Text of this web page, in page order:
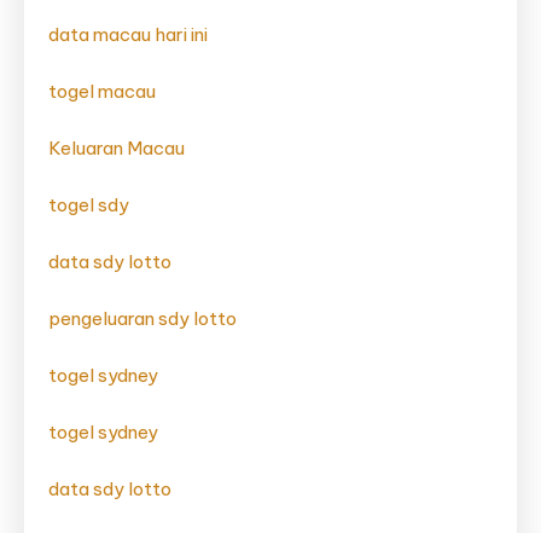
data macau hari ini
togel macau
Keluaran Macau
togel sdy
data sdy lotto
pengeluaran sdy lotto
togel sydney
togel sydney
data sdy lotto